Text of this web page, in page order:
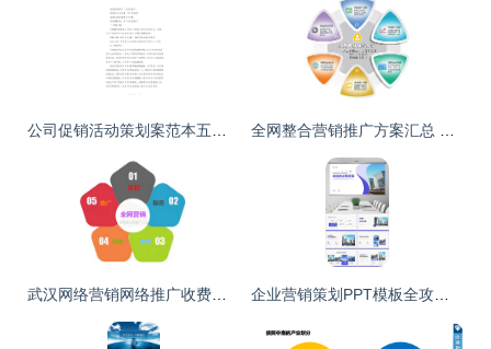
公司促销活动策划案范本五篇 企业营销策划全攻略 全网整合营销推广方案汇总 推广引流的10个渠道素材与策略
武汉网络营销网络推广收费指南 网站推广与网络推广运营企业形象策划全解析 企业营销策划PPT模板全攻略 从策划到落地的高效工具